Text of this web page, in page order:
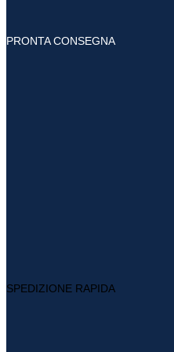
PRONTA CONSEGNA
SPEDIZIONE RAPIDA